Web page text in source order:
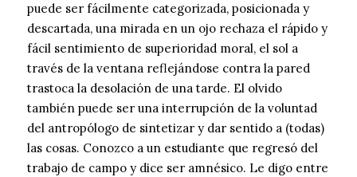
puede ser fácilmente categorizada, posicionada y
descartada, una mirada en un ojo rechaza el rápido y
fácil sentimiento de superioridad moral, el sol a
través de la ventana reflejándose contra la pared
trastoca la desolación de una tarde. El olvido
también puede ser una interrupción de la voluntad
del antropólogo de sintetizar y dar sentido a (todas)
las cosas. Conozco a un estudiante que regresó del
trabajo de campo y dice ser amnésico. Le digo entre